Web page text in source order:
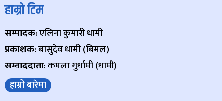
हाम्रो टिम
सम्पादक: एलिना कुमारी धामी
प्रकाशक: बासुदेव धामी (बिमल)
सम्वाददाता: कमला गुर्धामी (धामी)
हाम्रो बारेमा